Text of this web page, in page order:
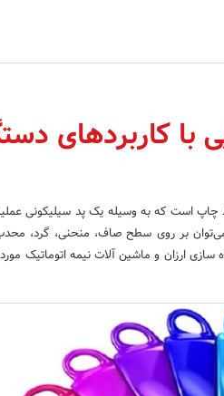
کاربردهای
چاپ است که به وسیله یک پد سیلیکونی
بر روی سطح صاف، منحنی، گرد،
ارزان و ماشین آلات نیمه اتوماتیک